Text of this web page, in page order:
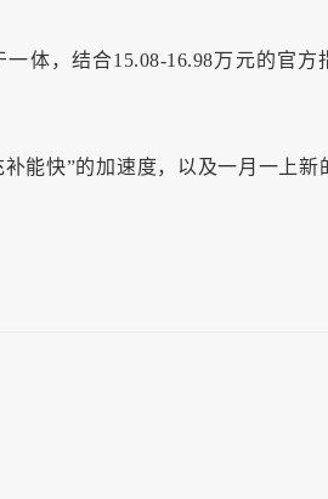
体，结合15.08-16.98万元的官方
能快”的加速度，以及一月一上新